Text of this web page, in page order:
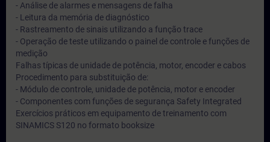
- Análise de alarmes e mensagens de falha
- Leitura da memória de diagnóstico
- Rastreamento de sinais utilizando a função trace
- Operação de teste utilizando o painel de controle e funções de
medição
Falhas típicas de unidade de potência, motor, encoder e cabos
Procedimento para substituição de:
- Módulo de controle, unidade de potência, motor e encoder
- Componentes com funções de segurança Safety Integrated
Exercícios práticos em equipamento de treinamento com
SINAMICS S120 no formato booksize